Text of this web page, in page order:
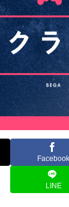
Facebook
LINE